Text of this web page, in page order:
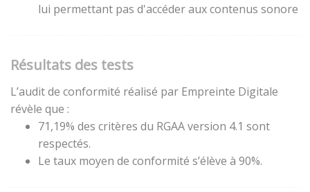
lui permettant pas d'accéder aux contenus sonore
Résultats des tests
L’audit de conformité réalisé par Empreinte Digitale
révèle que :
71,19% des critères du RGAA version 4.1 sont
respectés.
Le taux moyen de conformité s’élève à 90%.